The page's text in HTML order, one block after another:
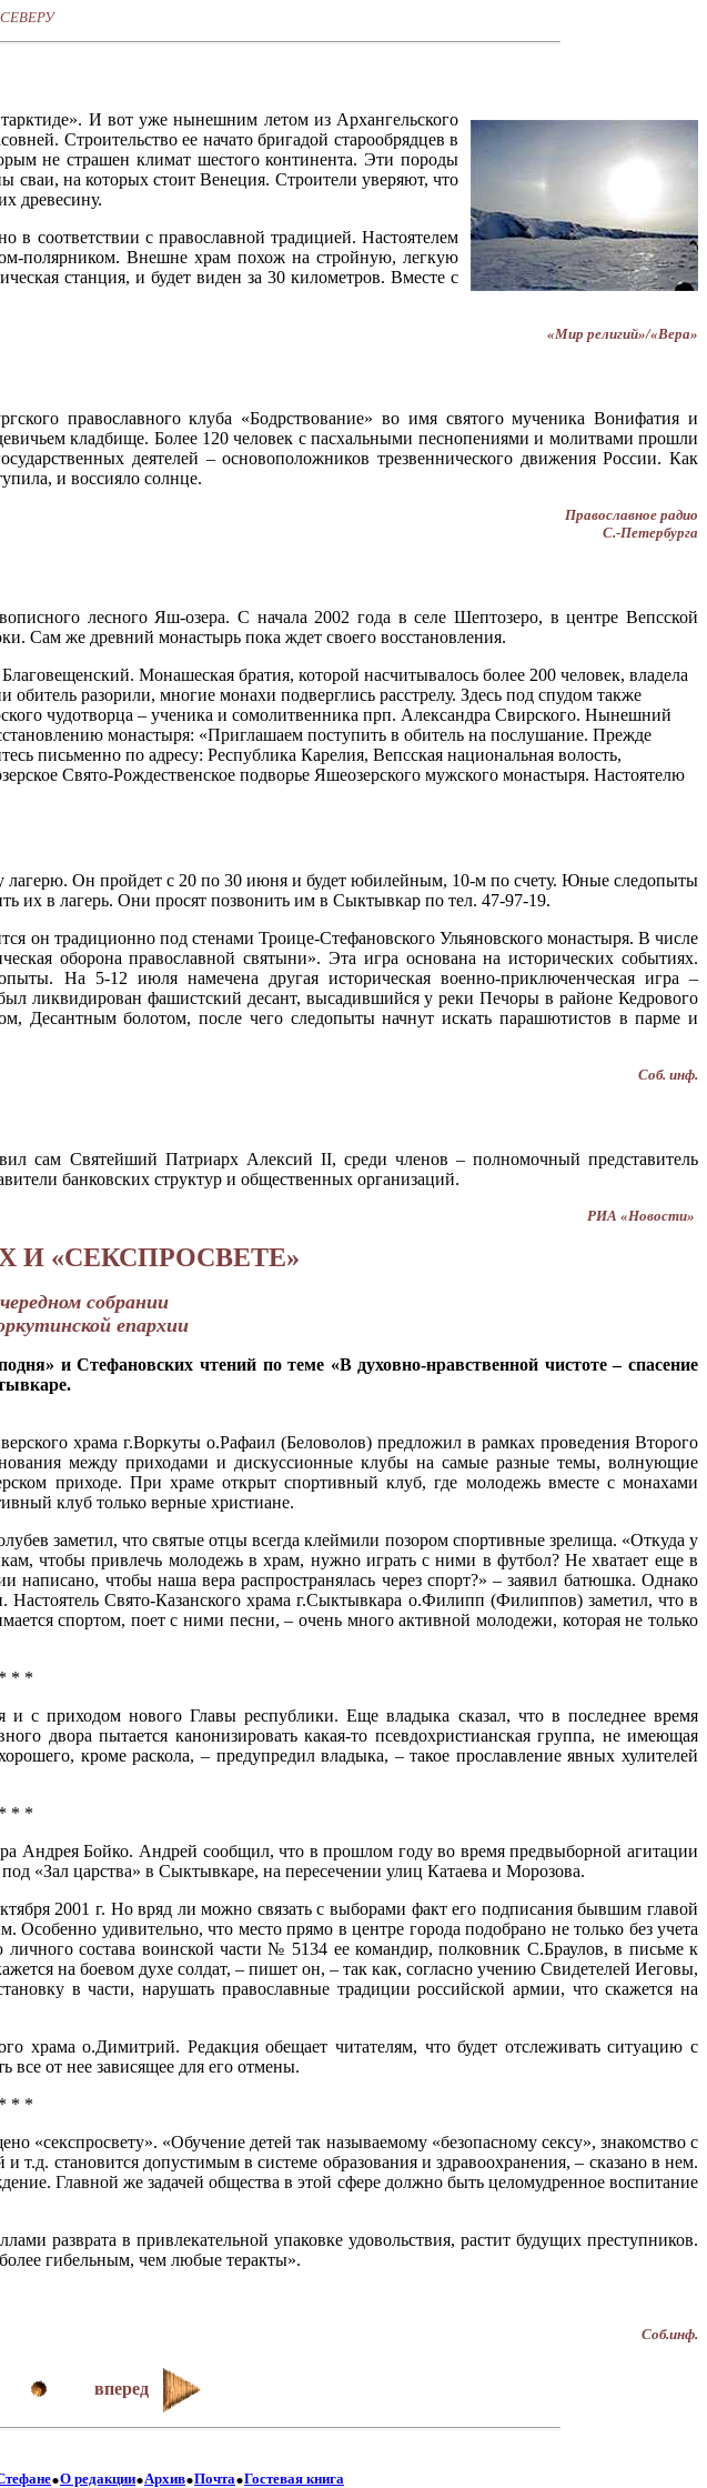
И вот уже нынешним летом из Архангельского
Строительство ее начато бригадой старообрядцев в
не страшен климат шестого континента. Эти породы
сваи, на которых стоит Венеция. Строители уверяют, что
древесину.
соответствии с православной традицией. Настоятелем
полярником. Внешне храм похож на стройную, легкую
станция, и будет виден за 30 километров. Вместе с
«Мир религий»/«Вера»
православного клуба «Бодрствование» во имя святого мученика Вонифатия и
кладбище. Более 120 человек с пасхальными песнопениями и молитвами прошли
деятелей – основоположников трезвеннического движения России. Как
и воссияло солнце.
Православное радио
С.-Петербурга
лесного Яш-озера. С начала 2002 года в селе Шептозеро, в центре Вепсской
Сам же древний монастырь пока ждет своего восстановления.
Монашеская братия, которой насчитывалось более 200 человек, владела
разорили, многие монахи подверглись расстрелу. Здесь под спудом также
чудотворца – ученика и сомолитвенника прп. Александра Свирского. Нынешний
монастыря: «Приглашаем поступить в обитель на послушание. Прежде
письменно по адресу: Республика Карелия, Вепсская национальная волость,
Свято-Рождественское подворье Яшеозерского мужского монастыря. Настоятелю
Он пройдет с 20 по 30 июня и будет юбилейным, 10-м по счету. Юные следопыты
их в лагерь. Они просят позвонить им в Сыктывкар по тел. 47-97-19.
он традиционно под стенами Троице-Стефановского Ульяновского монастыря. В числе
оборона православной святыни». Эта игра основана на исторических событиях.
На 5-12 июля намечена другая историческая военно-приключенческая игра –
ликвидирован фашистский десант, высадившийся у реки Печоры в районе Кедрового
Десантным болотом, после чего следопыты начнут искать парашютистов в парме и
Соб. инф.
сам Святейший Патриарх Алексий II, среди членов – полномочный представитель
банковских структур и общественных организаций.
РИА «Новости»
И «СЕКСПРОСВЕТЕ»
собрании
епархии
и Стефановских чтений по теме «В духовно-нравственной чистоте – спасение
храма г.Воркуты о.Рафаил (Беловолов) предложил в рамках проведения Второго
между приходами и дискуссионные клубы на самые разные темы, волнующие
приходе. При храме открыт спортивный клуб, где молодежь вместе с монахами
клуб только верные христиане.
заметил, что святые отцы всегда клеймили позором спортивные зрелища. «Откуда у
чтобы привлечь молодежь в храм, нужно играть с ними в футбол? Не хватает еще в
чтобы наша вера распространялась через спорт?» – заявил батюшка. Однако
Настоятель Свято-Казанского храма г.Сыктывкара о.Филипп (Филиппов) заметил, что в
спортом, поет с ними песни, – очень много активной молодежи, которая не только
* * *
с приходом нового Главы республики. Еще владыка сказал, что в последнее время
двора пытается канонизировать какая-то псевдохристианская группа, не имеющая
кроме раскола, – предупредил владыка, – такое прославление явных хулителей
* * *
Андрея Бойко. Андрей сообщил, что в прошлом году во время предвыборной агитации
«Зал царства» в Сыктывкаре, на пересечении улиц Катаева и Морозова.
2001 г. Но вряд ли можно связать с выборами факт его подписания бывшим главой
удивительно, что место прямо в центре города подобрано не только без учета
состава воинской части № 5134 ее командир, полковник С.Браулов, в письме к
на боевом духе солдат, – пишет он, – так как, согласно учению Свидетелей Иеговы,
в части, нарушать православные традиции российской армии, что скажется на
храма о.Димитрий. Редакция обещает читателям, что будет отслеживать ситуацию с
от нее зависящее для его отмены.
* * *
«секспросвету». «Обучение детей так называемому «безопасному сексу», знакомство с
становится допустимым в системе образования и здравоохранения, – сказано в нем.
Главной же задачей общества в этой сфере должно быть целомудренное воспитание
разврата в привлекательной упаковке удовольствия, растит будущих преступников.
гибельным, чем любые теракты».
Соб.инф.
вперед
.О редакции.Архив.Почта.Гостевая книга